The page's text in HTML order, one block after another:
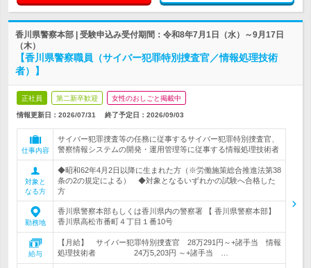
香川県警察本部 | 受験申込み受付期間：令和8年7月1日（水）～9月17日
（木）
【香川県警察職員（サイバー犯罪特別捜査官／情報処理技術
者）】
正社員 第二新卒歓迎 女性のおしごと掲載中
情報更新日：2026/07/31 終了予定日： 2026/09/03
仕事内容
サイバー犯罪捜査等の任務に従事するサイバー犯罪特別捜査官、
警察情報システムの開発・運用管理等に従事する情報処理技術者
対象と
なる方
◆昭和62年4月2日以降に生まれた方（※労働施策総合推進法第38
条の2の規定による） ◆対象となるいずれかの試験へ合格した
方
勤務地
香川県警察本部もしくは香川県内の警察署 【 香川県警察本部】
香川県高松市番町４丁目１番10号
給与
【月給】 サイバー犯罪特別捜査官 28万291円～+諸手当 情報
処理技術者 24万5,203円 ～+諸手当 …